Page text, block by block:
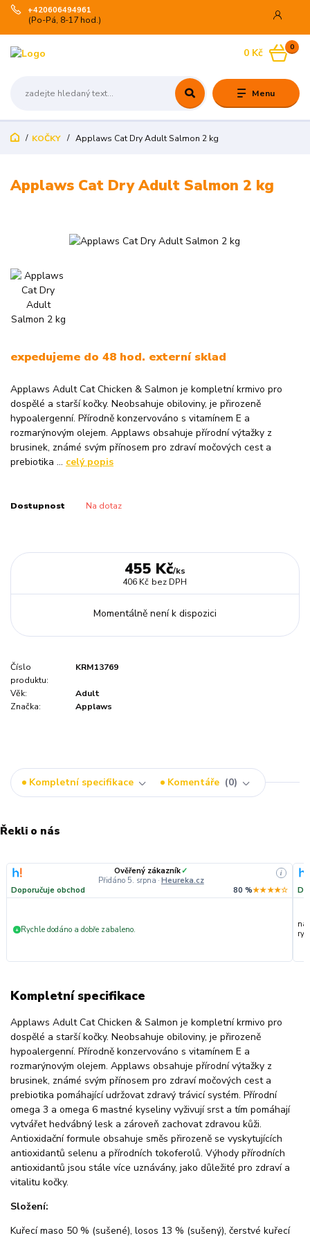
Menu
+420606494961
(Po-Pá, 8-17 hod.)
0
0 Kč
KOČKY Applaws Cat Dry Adult Salmon 2 kg
Applaws Cat Dry Adult Salmon 2 kg
expedujeme do 48 hod. externí sklad
Applaws Adult Cat Chicken & Salmon je kompletní krmivo pro
dospělé a starší kočky. Neobsahuje obiloviny, je přirozeně
hypoalergenní. Přírodně konzervováno s vitamínem E a
rozmarýnovým olejem. Applaws obsahuje přírodní výtažky z
brusinek, známé svým přínosem pro zdraví močových cest a
prebiotika ... celý popis
Dostupnost Na dotaz
455 Kč/ks
406 Kč bez DPH
Momentálně není k dispozici
Číslo
produktu:
KRM13769
Věk:
Adult
Značka:
Applaws
Kompletní specifikace Komentáře 0
Řekli o nás
Ověřený zákazník✓
Přidáno 5. srpna · Heureka.cz
i
Doporučuje obchod 80 %★★★★☆
+ Rychle dodáno a dobře zabaleno.
Kompletní specifikace
Applaws Adult Cat Chicken & Salmon je kompletní krmivo pro
dospělé a starší kočky. Neobsahuje obiloviny, je přirozeně
hypoalergenní. Přírodně konzervováno s vitamínem E a
rozmarýnovým olejem. Applaws obsahuje přírodní výtažky z
brusinek, známé svým přínosem pro zdraví močových cest a
prebiotika pomáhající udržovat zdravý trávicí systém. Přírodní
omega 3 a omega 6 mastné kyseliny vyživují srst a tím pomáhají
vytvářet hedvábný lesk a zároveň zachovat zdravou kůži.
Antioxidační formule obsahuje směs přirozeně se vyskytujících
antioxidantů selenu a přírodních tokoferolů. Výhody přírodních
antioxidantů jsou stále více uznávány, jako důležité pro zdraví a
vitalitu kočky.
Složení:
Kuřecí maso 50 % (sušené), losos 13 % (sušený), čerstvé kuřecí